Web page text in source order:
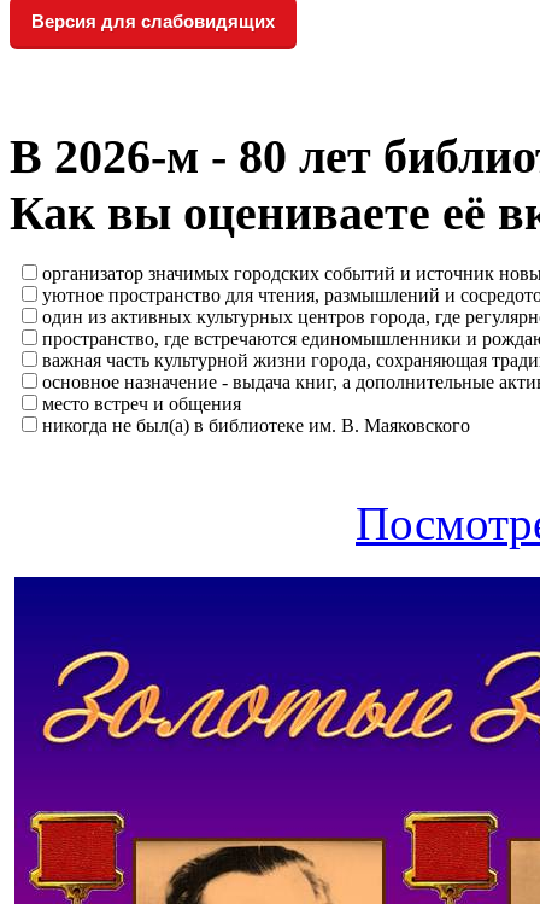
Версия для слабовидящих
В 2026‑м - 80 лет
Как вы оцениваете её
организатор значимых городских событий и источник
уютное пространство для чтения, размышлений и
один из активных культурных центров города, где
пространство, где встречаются единомышленники и
важная часть культурной жизни города, сохраняющая
основное назначение - выдача книг, а дополнительные
место встреч и общения
никогда не был(а) в библиотеке им. В. Маяковского